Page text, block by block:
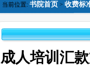
当前位置: 书院首页 > 收费标
成人培训 汇